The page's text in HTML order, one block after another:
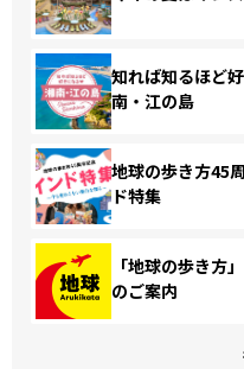
知れば知るほど
南・江の島
地球の歩き方45
ド特集
「地球の歩き方
のご案内